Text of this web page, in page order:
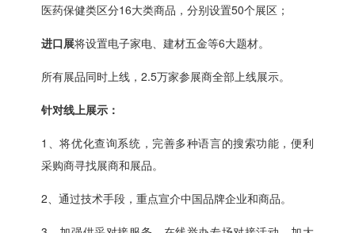
医药保健类区分16大类商品，分别设置50个展区；
进口展将设置电子家电、建材五金等6大题材。
所有展品同时上线，2.5万家参展商全部上线展示。
针对线上展示：
1、将优化查询系统，完善多种语言的搜索功能，便利
采购商寻找展商和展品。
2、通过技术手段，重点宣介中国品牌企业和商品。